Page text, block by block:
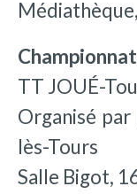
TT JOUÉ-
Organisé
lès-Tours
Salle Bigot,